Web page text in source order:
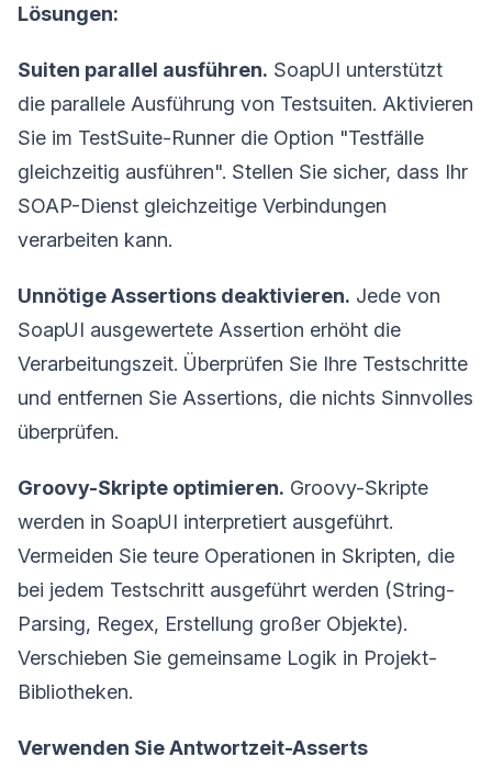
Lösungen:
Suiten parallel ausführen. SoapUI unterstützt
die parallele Ausführung von Testsuiten. Aktivieren
Sie im TestSuite-Runner die Option "Testfälle
gleichzeitig ausführen". Stellen Sie sicher, dass Ihr
SOAP-Dienst gleichzeitige Verbindungen
verarbeiten kann.
Unnötige Assertions deaktivieren. Jede von
SoapUI ausgewertete Assertion erhöht die
Verarbeitungszeit. Überprüfen Sie Ihre Testschritte
und entfernen Sie Assertions, die nichts Sinnvolles
überprüfen.
Groovy-Skripte optimieren. Groovy-Skripte
werden in SoapUI interpretiert ausgeführt.
Vermeiden Sie teure Operationen in Skripten, die
bei jedem Testschritt ausgeführt werden (String-
Parsing, Regex, Erstellung großer Objekte).
Verschieben Sie gemeinsame Logik in Projekt-
Bibliotheken.
Verwenden Sie Antwortzeit-Asserts